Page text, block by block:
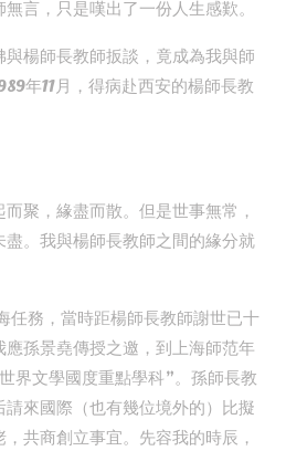
言，只是嘆出了一份人生感歎。
楊師長教師扳談，竟成為我與師
年11月，得病赴西安的楊師長教
聚，緣盡而散。但是世事無常，
。我與楊師長教師之間的緣分就
任務，當時距楊師長教師謝世已十
孫景堯傳授之邀，到上海師范年
界文學國度重點學科”。孫師長教
來國際（也有幾位境外的）比擬
共商創立事宜。先容我的時辰，